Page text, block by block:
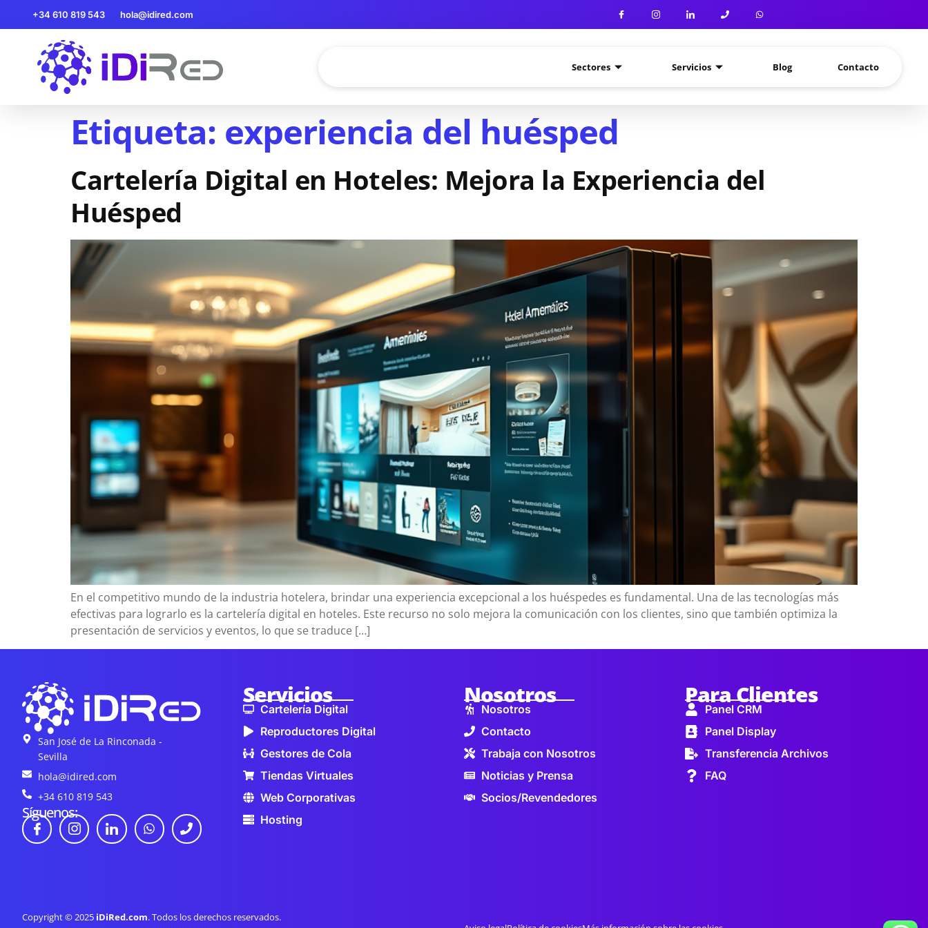
+34 610 819 543 hola@idired.com
Sectores Servicios Blog Contacto
Etiqueta: experiencia del huésped
Cartelería Digital en Hoteles: Mejora la Experiencia del
Huésped
En el competitivo mundo de la industria hotelera, brindar una experiencia excepcional a los huéspedes es fundamental. Una de las tecnologías más
efectivas para lograrlo es la cartelería digital en hoteles. Este recurso no solo mejora la comunicación con los clientes, sino que también optimiza la
presentación de servicios y eventos, lo que se traduce […]
San José de La Rinconada -
Sevilla
hola@idired.com
+34 610 819 543
Síguenos:
Servicios
Cartelería Digital
Reproductores Digital
Gestores de Cola
Tiendas Virtuales
Web Corporativas
Hosting
Nosotros
Nosotros
Contacto
Trabaja con Nosotros
Noticias y Prensa
Socios/Revendedores
Para Clientes
Panel CRM
Panel Display
Transferencia Archivos
FAQ
Copyright © 2025 iDiRed.com. Todos los derechos reservados.